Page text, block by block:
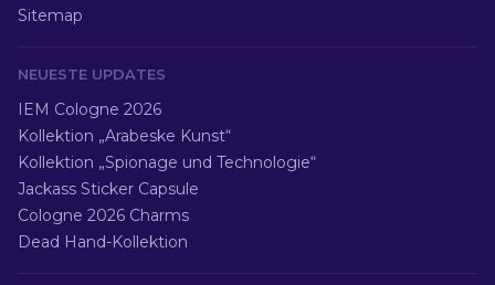
Sitemap
NEUESTE UPDATES
IEM Cologne 2026
Kollektion „Arabeske Kunst“
Kollektion „Spionage und Technologie“
Jackass Sticker Capsule
Cologne 2026 Charms
Dead Hand-Kollektion